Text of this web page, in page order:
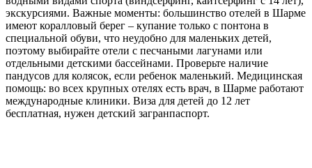
экскурсиями. Важные моменты: большинство отелей в Шарме
имеют коралловый берег – купание только с понтона в
специальной обуви, что неудобно для маленьких детей,
поэтому выбирайте отели с песчаными лагунами или
отдельными детскими бассейнами. Проверьте наличие
пандусов для колясок, если ребенок маленький. Медицинская
помощь: во всех крупных отелях есть врач, в Шарме работают
международные клиники. Виза для детей до 12 лет
бесплатная, нужен детский загранпаспорт.